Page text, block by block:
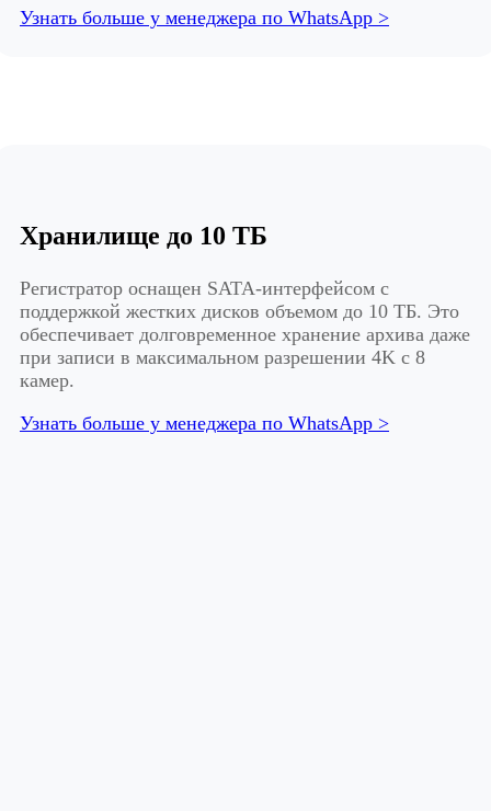
Узнать больше у менеджера по WhatsApp >
Хранилище до 10 ТБ
Регистратор оснащен SATA-интерфейсом с
поддержкой жестких дисков объемом до 10 ТБ. Это
обеспечивает долговременное хранение архива даже
при записи в максимальном разрешении 4K с 8
камер.
Узнать больше у менеджера по WhatsApp >